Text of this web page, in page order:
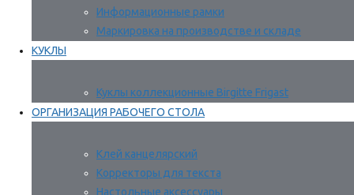
Информационные рамки
Маркировка на производстве и складе
КУКЛЫ
Куклы коллекционные Birgitte Frigast
ОРГАНИЗАЦИЯ РАБОЧЕГО СТОЛА
Клей канцелярский
Корректоры для текста
Настольные аксессуары